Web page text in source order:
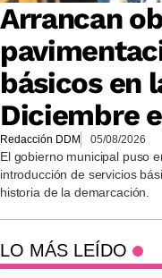
Arrancan
básicos en
Diciembre
Redacción DDM 05/08/2026
El gobierno municipal puso
introducción de servicios
historia de la demarcación.
LO MÁS LEÍDO